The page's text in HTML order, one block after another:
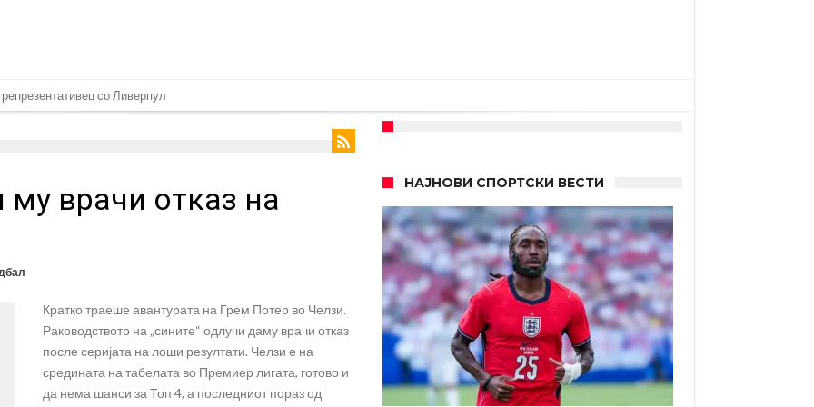
со Ливерпул
Манчестер доаѓа во Јувентус!
на Реал: Протекоа детали од разговорот што го потресе Мадрид!
сака да се засили од Реал Мадрид!
прогноза: “Тие ќе ја освојат Премиер лигата, а причината е едноставна”
во Барселона, Реал Мадрид е информиран
во Реал Мадрид до 2032 година
Формула 1: Не можеме да одиме толку далеку!
на Ливерпул за трансферот ан Бредли Баркола?
врачи отказ на
Кратко траеше авантурата на Грем Потер во Челзи.
Раководството на „сините“ одлучи даму врачи отказ
после серијата на лоши резултати. Челзи е на
средината на табелата во Премиер лигата, готово и
да нема шанси за Топ 4, а последниот пораз од
НАЈНОВИ СПОРТСКИ ВЕСТИ